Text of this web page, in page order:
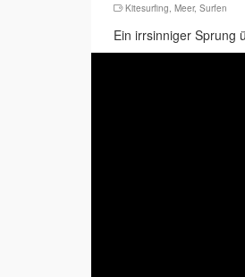
Kitesurfing, Meer, Surfen
Ein irrsinniger Sprung